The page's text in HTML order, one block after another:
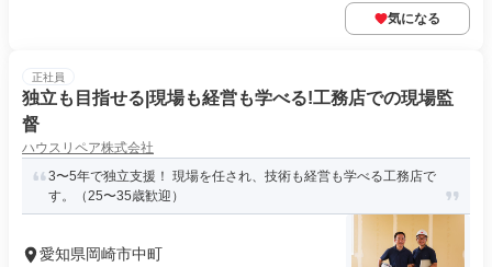
気になる
正社員
独立も目指せる|現場も経営も学べる!工務店での現場監
督
ハウスリペア株式会社
3〜5年で独立支援！ 現場を任され、技術も経営も学べる工務店で
す。（25〜35歳歓迎）
愛知県岡崎市中町